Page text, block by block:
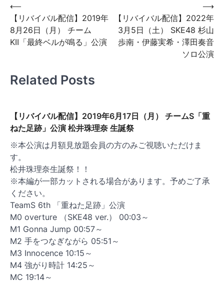
投
稿
ナ
ー
ョ
ン
⟵
【リバイバル配信】2019年
8月26日（月） チーム
KII「最終ベルが鳴る」公演
【リバイバル配信】2022年
3月5日（土） SKE48 杉山
歩南・伊藤実希・澤田奏音
ソロ公演
⟶
Related Posts
【リバイバル配信】2019年6月17日（月） チームS「重
ねた足跡」公演 松井珠理奈 生誕祭
※本公演は月額見放題会員の方のみご視聴いただけま
す。
松井珠理奈生誕祭！！
※本編が一部カットされる場合があります。予めご了承
ください。
TeamS 6th 「重ねた足跡」公演
M0 overture （SKE48 ver.） 00:03～
M1 Gonna Jump 00:57～
M2 手をつなぎながら 05:51～
M3 Innocence 10:15～
M4 強がり時計 14:25～
MC 19:14～